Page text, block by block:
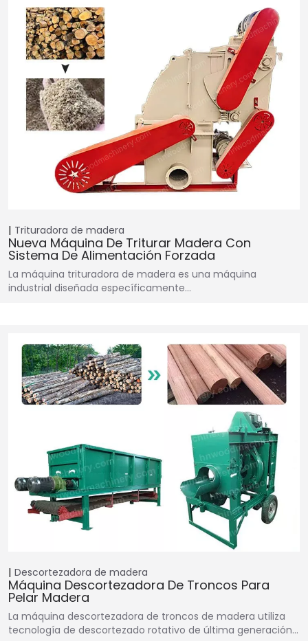
Trituradora de madera
Nueva Máquina De Triturar Madera Con
Sistema De Alimentación Forzada
La máquina trituradora de madera es una máquina
industrial diseñada específicamente…
Descortezadora de madera
Máquina Descortezadora De Troncos Para
Pelar Madera
La máquina descortezadora de troncos de madera utiliza
tecnología de descortezado rotativo de última generación…